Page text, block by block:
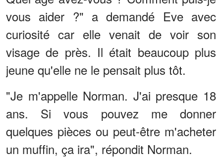
vous aider ?" a demandé Eve avec
curiosité car elle venait de voir son
visage de près. Il était beaucoup plus
jeune qu'elle ne le pensait plus tôt.
"Je m'appelle Norman. J'ai presque 18
ans. Si vous pouvez me donner
quelques pièces ou peut-être m'acheter
un muffin, ça ira", répondit Norman.